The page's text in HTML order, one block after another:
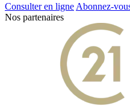
Consulter en ligne Abonnez-
Nos partenaires